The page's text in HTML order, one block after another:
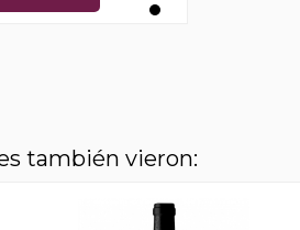
también vieron: